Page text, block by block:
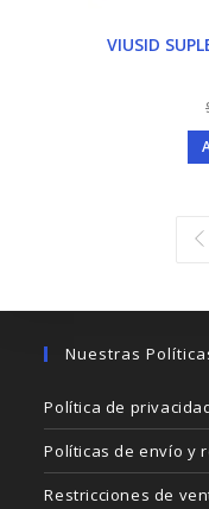
VIUSID
Nuestras
Política de
Políticas de envío y
Restricciones de